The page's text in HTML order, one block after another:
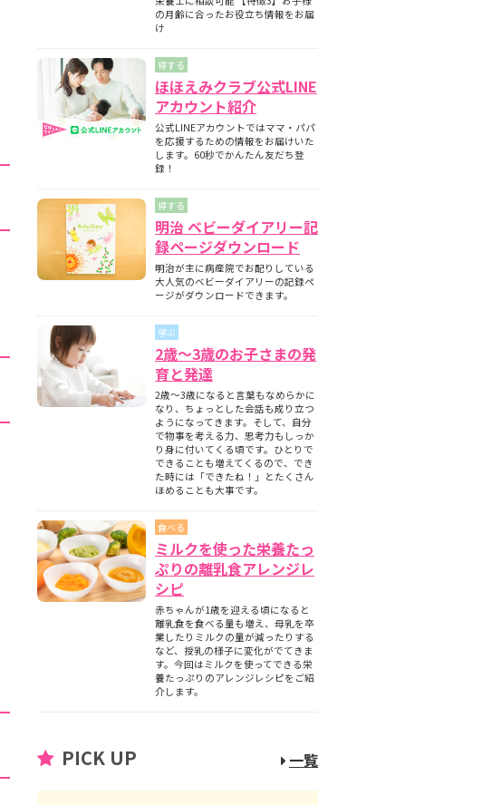
の月齢に合ったお役立ち情報をお届
け
得する
ほほえみクラブ公式LINE
アカウント紹介
公式LINEアカウントではママ・パパ
を応援するための情報をお届けいた
します。60秒でかんたん友だち登
録！
得する
明治 ベビーダイアリー記
録ページダウンロード
明治が主に病産院でお配りしている
大人気のベビーダイアリーの記録ペ
ージがダウンロードできます。
学ぶ
2歳～3歳のお子さまの発
育と発達
2歳～3歳になると言葉もなめらかに
なり、ちょっとした会話も成り立つ
ようになってきます。そして、自分
で物事を考える力、思考力もしっか
り身に付いてくる頃です。ひとりで
できることも増えてくるので、でき
た時には「できたね！」とたくさん
ほめることも大事です。
食べる
ミルクを使った栄養たっ
ぷりの離乳食アレンジレ
シピ
赤ちゃんが1歳を迎える頃になると
離乳食を食べる量も増え、母乳を卒
業したりミルクの量が減ったりする
など、授乳の様子に変化がでてきま
す。今回はミルクを使ってできる栄
養たっぷりのアレンジレシピをご紹
介します。
PICK UP 一覧